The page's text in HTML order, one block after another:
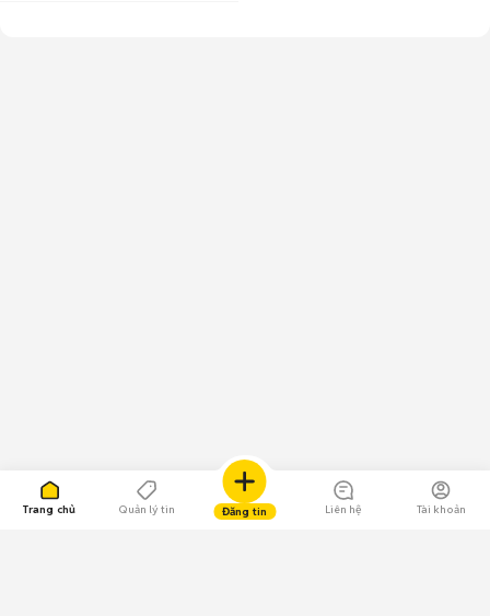
Trang chủ Quản lý tin Đăng tin Liên hệ Tài khoản